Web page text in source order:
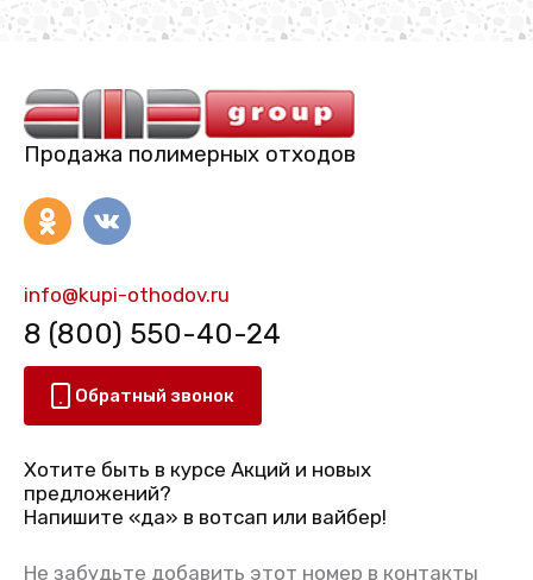
Продажа полимерных отходов
info@kupi-othodov.ru
8 (800) 550-40-24
Обратный звонок
Хотите быть в курсе Акций и новых
предложений?
Напишите «да» в вотсап или вайбер!
Не забудьте добавить этот номер в контакты